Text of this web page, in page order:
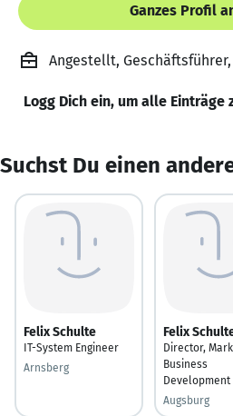
Ganzes Profil
Angestellt, Geschäftsführer,
Logg Dich ein, um alle Einträge
Suchst Du einen
Felix Schulte
IT-System Engineer
Arnsberg
Felix
Director,
Business
Development
Augsburg